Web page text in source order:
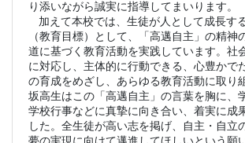
り添いながら誠実に指導してまいります。
加えて本校では、生徒が人として成長す
（教育目標）として、「高邁自主」の精神
道に基づく教育活動を実践しています。社
に対応し、主体的に行動できる、心豊かで
の育成をめざし、あらゆる教育活動に取り
坂高生はこの「高邁自主」の言葉を胸に、
学校行事などに真摯に向き合い、着実に成
した。全生徒が高い志を掲げ、自主・自立